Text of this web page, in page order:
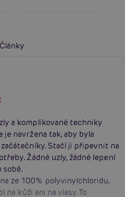
Články
a komplikované techniky
je navržena tak, aby byla
Stačí ji připevnit na
Žádné uzly, žádné lepení
sobě.
ze 100% polyvinylchloridu,
na kůži ani na vlasy. To